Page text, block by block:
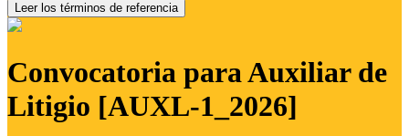
Leer los términos de referencia
Convocatoria para Auxiliar de
Litigio [AUXL-1_2026]